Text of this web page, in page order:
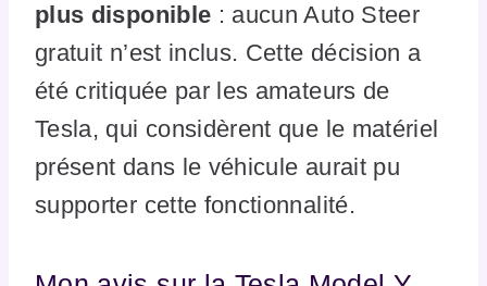
plus disponible : aucun Auto Steer
gratuit n’est inclus. Cette décision a
été critiquée par les amateurs de
Tesla, qui considèrent que le matériel
présent dans le véhicule aurait pu
supporter cette fonctionnalité.